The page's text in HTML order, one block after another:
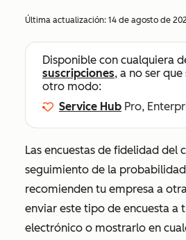
Última actualización: 14 de agosto de
Disponible con cualquiera
suscripciones, a no ser
otro modo:
Service Hub Pro,
Las encuestas de fidelidad del
seguimiento de la
recomienden tu empresa a
enviar este tipo de encuesta a
electrónico o mostrarlo en